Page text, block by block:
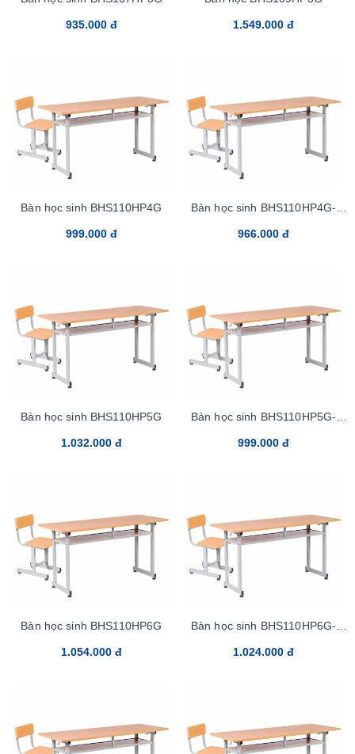
935.000 đ 1.549.000 đ
Bàn học sinh BHS110HP4G
999.000 đ
Bàn học sinh BHS110HP4G-
966.000 đ
Bàn học sinh BHS110HP5G
1.032.000 đ
Bàn học sinh BHS110HP5G-
999.000 đ
Bàn học sinh BHS110HP6G
1.054.000 đ
Bàn học sinh BHS110HP6G-
1.024.000 đ